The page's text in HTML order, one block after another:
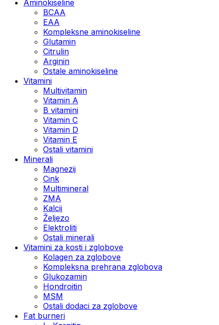
Aminokiseline
BCAA
EAA
Kompleksne aminokiseline
Glutamin
Citrulin
Arginin
Ostale aminokiseline
Vitamini
Multivitamin
Vitamin A
B vitamini
Vitamin C
Vitamin D
Vitamin E
Ostali vitamini
Minerali
Magnezij
Cink
Multimineral
ZMA
Kalcij
Željezo
Elektroliti
Ostali minerali
Vitamini za kosti i zglobove
Kolagen za zglobove
Kompleksna prehrana zglobova
Glukozamin
Hondroitin
MSM
Ostali dodaci za zglobove
Fat burneri